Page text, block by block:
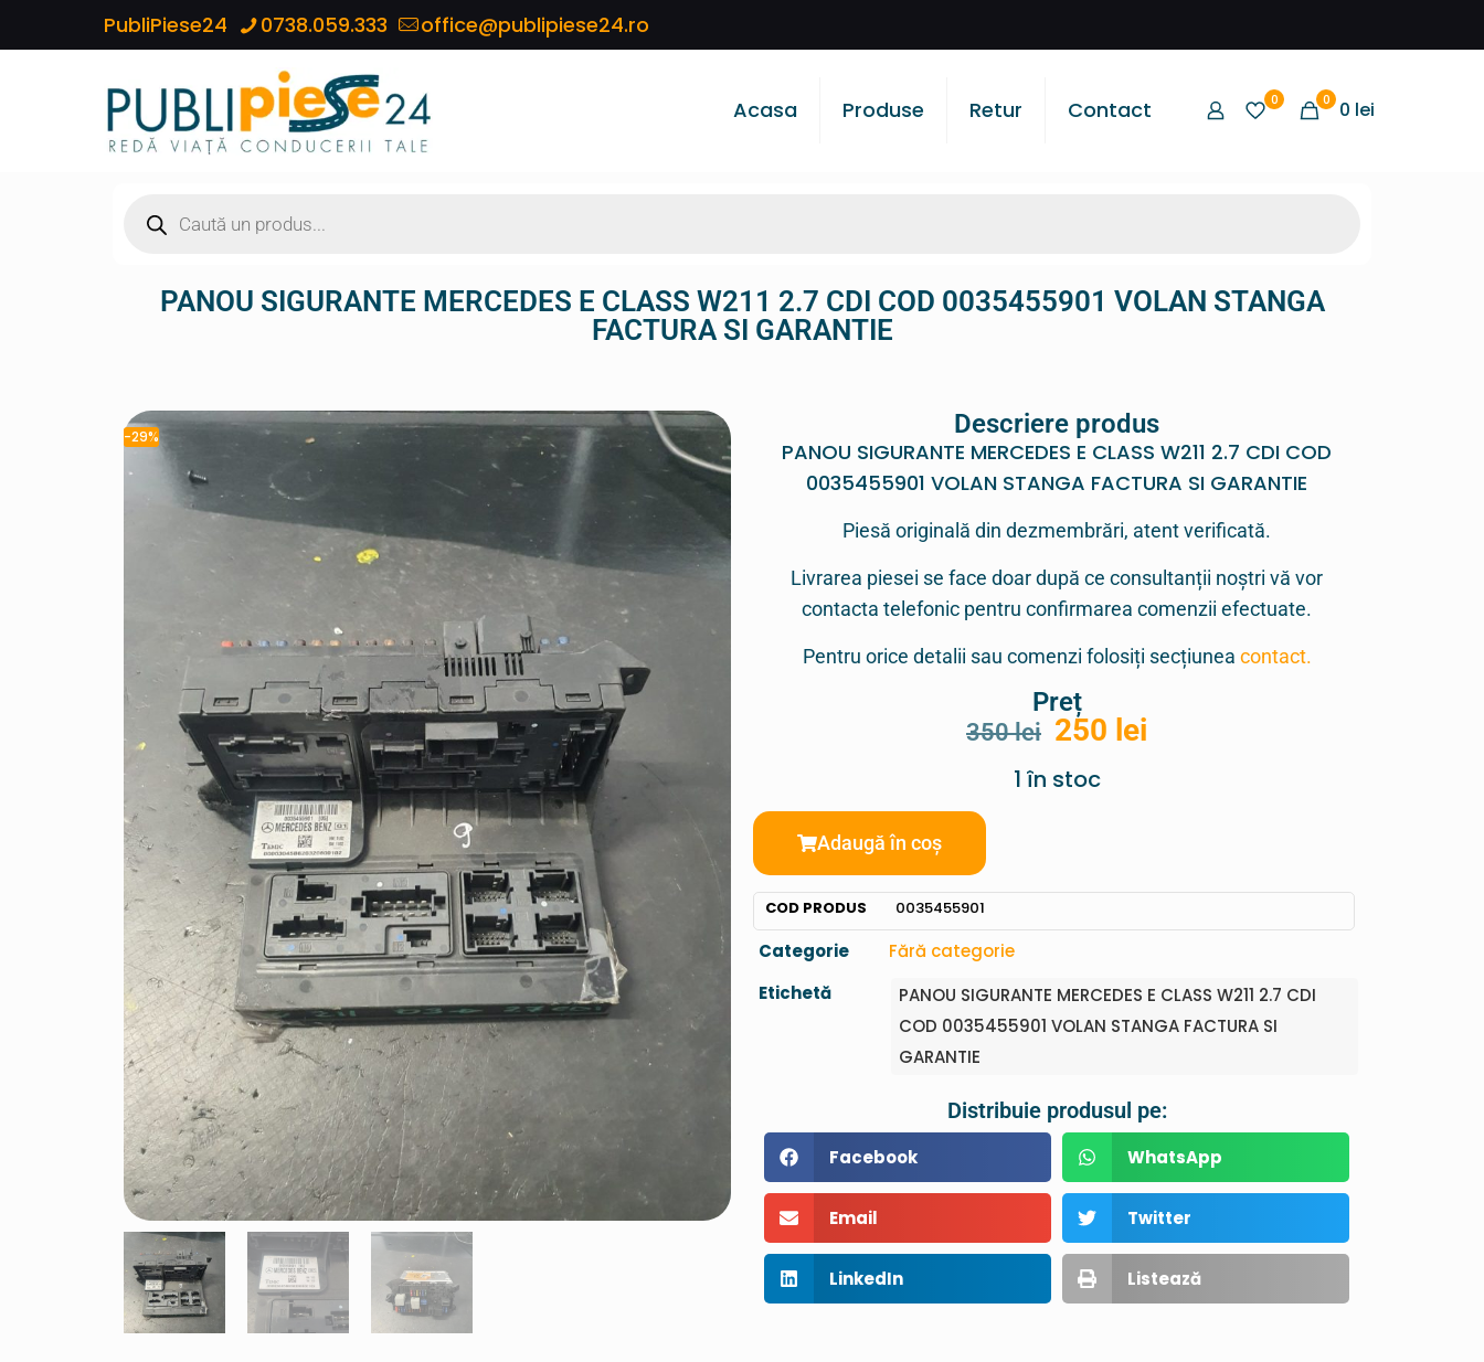
PubliPiese24 0738.059.333 office@publipiese24.ro
Acasa Produse Retur Contact 0 0 0 lei
PANOU SIGURANTE MERCEDES E CLASS W211 2.7 CDI COD 0035455901 VOLAN STANGA
FACTURA SI GARANTIE
-29% Descriere produs
PANOU SIGURANTE MERCEDES E CLASS W211 2.7 CDI COD
0035455901 VOLAN STANGA FACTURA SI GARANTIE
Piesă originală din dezmembrări, atent verificată.
Livrarea piesei se face doar după ce consultanții noștri vă vor
contacta telefonic pentru confirmarea comenzii efectuate.
Pentru orice detalii sau comenzi folosiți secțiunea contact.
Preț
350lei 250 lei
1 în stoc
Adaugă în coș
COD PRODUS 0035455901
Categorie
Fără categorie
Etichetă
PANOU SIGURANTE MERCEDES E CLASS W211 2.7 CDI
COD 0035455901 VOLAN STANGA FACTURA SI
GARANTIE
Distribuie produsul pe:
Facebook WhatsApp
Email Twitter
LinkedIn Listează